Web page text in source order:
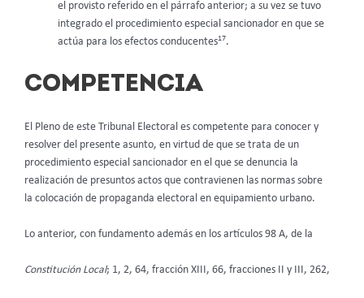
el provisto referido en el párrafo anterior; a su vez se tuvo
integrado el procedimiento especial sancionador en que se
actúa para los efectos conducentes17.
COMPETENCIA
El Pleno de este Tribunal Electoral es competente para conocer y
resolver del presente asunto, en virtud de que se trata de un
procedimiento especial sancionador en el que se denuncia la
realización de presuntos actos que contravienen las normas sobre
la colocación de propaganda electoral en equipamiento urbano.
Lo anterior, con fundamento además en los artículos 98 A, de la
Constitución Local; 1, 2, 64, fracción XIII, 66, fracciones II y III, 262,